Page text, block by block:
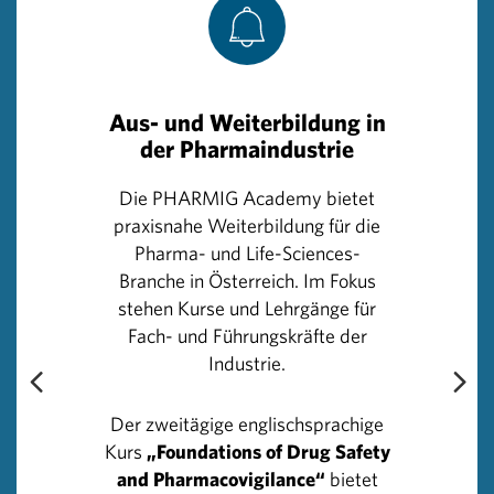
Wettbewerb bei der Gewinnung und Bindung von
Talenten unter Druck steht. So führen etwa zu hohe
Abwanderungstendenzen aus Österreich in einzelnen
Einig war sich das Podium, dass Innovation nicht
vollständig steuerbar ist, sondern ein leistungsfähiges
Umfeld braucht. Entscheidend sind ausreichend
Finanzierung, starke Forschungsnetzwerke und ein
funktionierender Kapitalmarkt, um eine kritische Masse
an Ideen und Unternehmen zu ermöglichen.
Auch auf politischer Ebene wurde Handlungsbedarf
gesehen. Gefordert wurden vereinfachte
Rahmenbedingungen, schnellere Prozesse beim Zugang
Aus- und Weiterbildung in
der Pharmaindustrie
Die PHARMIG Academy bietet
praxisnahe Weiterbildung für die
Pharma- und Life-Sciences-
Branche in Österreich. Im Fokus
stehen Kurse und Lehrgänge für
Fach- und Führungskräfte der
Industrie.
Der zweitägige englischsprachige
Kurs „Foundations of Drug Safety
and Pharmacovigilance“ bietet